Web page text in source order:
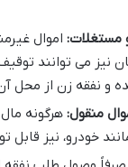
مستغلات: اموال
نیز می توانند
و نفقه زن از محل
منقول: هرگونه
خودرو، نیز